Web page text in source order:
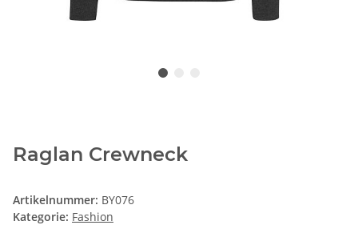
Raglan Crewneck
Artikelnummer: BY076
Kategorie: Fashion